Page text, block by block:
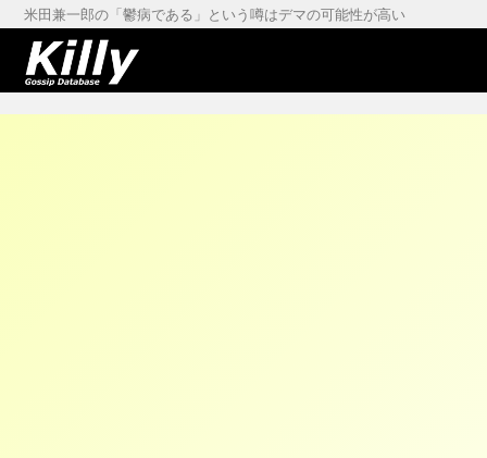
米田兼一郎の「鬱病である」という噂はデマの可能性が高い